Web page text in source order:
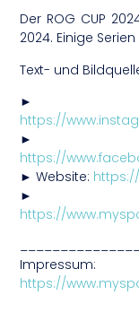
Der ROG CUP
2024. Einige
Text- und
►
https://
►
https://
► Website:
►
https://
Impressum:
https://